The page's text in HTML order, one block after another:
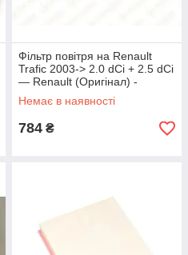
Фільтр повітря на Renault
Trafic 2003-> 2.0 dCi + 2.5 dCi
— Renault (Оригінал) -
165464407R
Немає в наявності
784 ₴